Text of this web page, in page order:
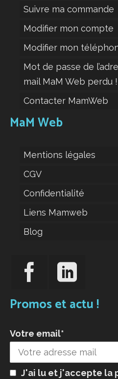
Suivre ma commande
Modifier mon compte
Modifier mon
Mot de passe de
mail MaM Web perdu !
Contacter MamWeb
MaM Web
Mentions légales
CGV
Confidentialité
Liens Mamweb
Blog
Promos et actu !
Votre email*
J'ai lu et j'accepte la